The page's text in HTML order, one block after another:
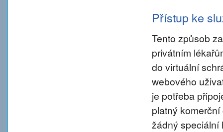
Přístup ke
Tento způsob
privátním
do virtuální
webového
je potřeba
platný
žádný speciální